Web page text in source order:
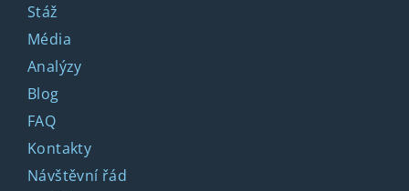
Stáž
Média
Analýzy
Blog
FAQ
Kontakty
Návštěvní řád